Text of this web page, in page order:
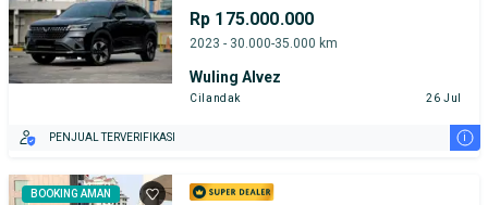
Rp 175.000.000
2023 - 30.000-35.000 km
Wuling Alvez
Cilandak 26 Jul
PENJUAL TERVERIFIKASI i
BOOKING AMAN